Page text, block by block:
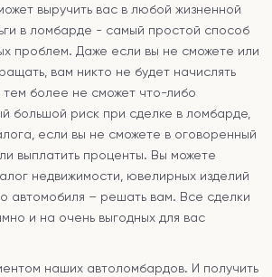
выручить вас в любой жизненной
в ломбарде - самый простой способ
проблем. Даже если вы не сможете или
вам никто не будет начислять
более не сможет что-либо
большой риск при сделке в ломбарде,
если вы не сможете в оговоренный
выплатить проценты. Вы можете
недвижимости, ювелирных изделий
автомобиля – решать вам. Все сделки
и на очень выгодных для вас
наших автоломбардов. И получить